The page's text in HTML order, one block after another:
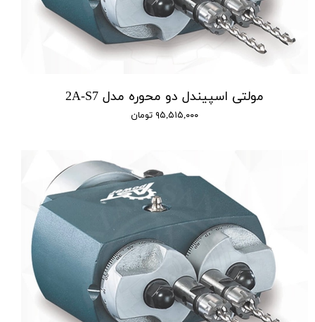
مولتی اسپیندل دو محوره مدل 2A-S7
۹۵,۵۱۵,۰۰۰ تومان